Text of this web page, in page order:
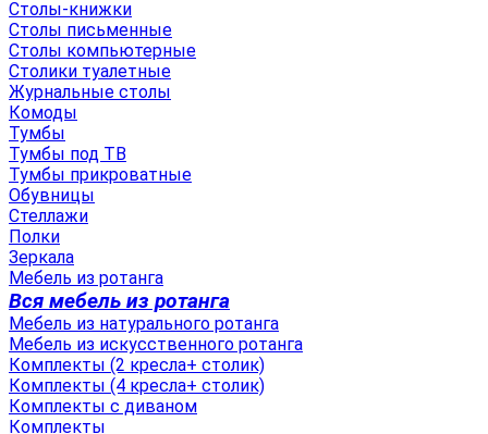
Столы-книжки
Столы письменные
Столы компьютерные
Столики туалетные
Журнальные столы
Комоды
Тумбы
Тумбы под ТВ
Тумбы прикроватные
Обувницы
Стеллажи
Полки
Зеркала
Мебель из ротанга
Вся мебель из ротанга
Мебель из натурального ротанга
Мебель из искусственного ротанга
Комплекты (2 кресла+ столик)
Комплекты (4 кресла+ столик)
Комплекты с диваном
Комплекты